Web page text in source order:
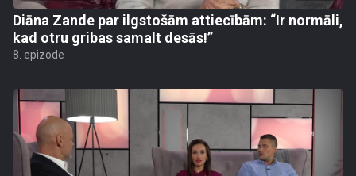
Diāna Zande par ilgstošām attiecībām: “Ir normāli,
kad otru gribas samalt desās!”
8. epizode